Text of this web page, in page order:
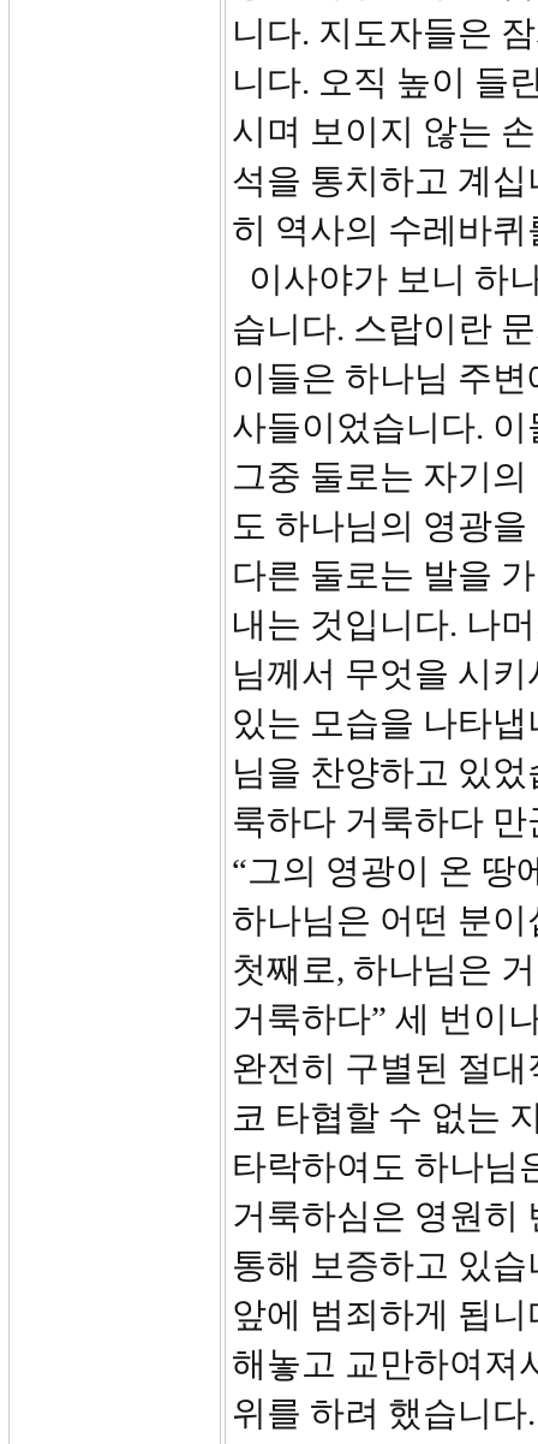
니다. 지도자들은
니다. 오직 높이 들
시며 보이지 않는
석을 통치하고 계
히 역사의 수레바
이사야가 보니 하
습니다. 스랍이란
이들은 하나님 주
사들이었습니다.
그중 둘로는 자기
도 하나님의 영광
다른 둘로는 발을
내는 것입니다. 나
님께서 무엇을 시
있는 모습을 나타
님을 찬양하고 있
룩하다 거룩하다
“그의 영광이 온 땅
하나님은 어떤 분이
첫째로, 하나님은
거룩하다” 세 번이
완전히 구별된 절
코 타협할 수 없는
타락하여도 하나님
거룩하심은 영원히
통해 보증하고 있
앞에 범죄하게 됩
해놓고 교만하여져
위를 하려 했습니